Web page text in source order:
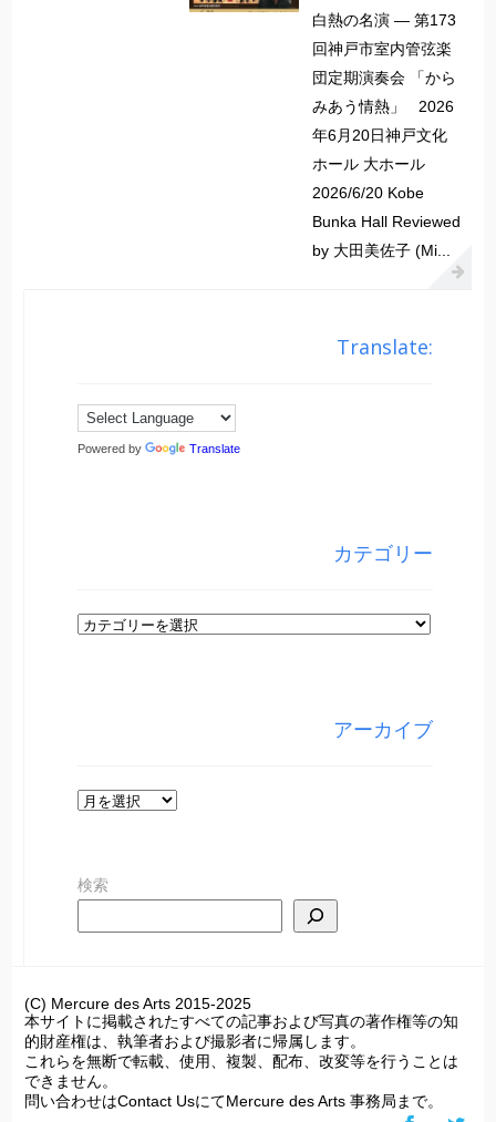
白熱の名演 ― 第173
回神戸市室内管弦楽
団定期演奏会 「から
みあう情熱」 2026
年6月20日神戸文化
ホール 大ホール
2026/6/20 Kobe
Bunka Hall Reviewed
by 大田美佐子 (Mi...
Translate:
Powered by Translate
カテゴリー
カ
アーカイブ
ア
イ
検索
(C) Mercure des Arts 2015-2025
本サイトに掲載されたすべての記事および写真の著作権等の知
的財産権は、執筆者および撮影者に帰属します。
これらを無断で転載、使用、複製、配布、改変等を行うことは
できません。
問い合わせはContact UsにてMercure des Arts 事務局まで。